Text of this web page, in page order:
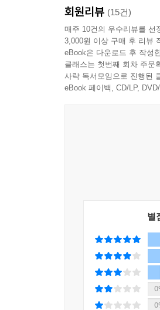
집중력을 높이고 싶을
좋습니다. 피로 해소에
좋아하는 향으로 공간
취향에 맞춰 직접 선택
샐러드 레시피 등이 담
위험으로 가득 찬 바깥
회원리뷰 (15건)
매주 10건의 우수리뷰를 선
3,000원 이상 구매 후 리뷰
eBook은 다운로드 후 작성
클래스는 첫번째 회차 주문
사락 독서모임으로 진행된
eBook 페이백, CD/LP,
별